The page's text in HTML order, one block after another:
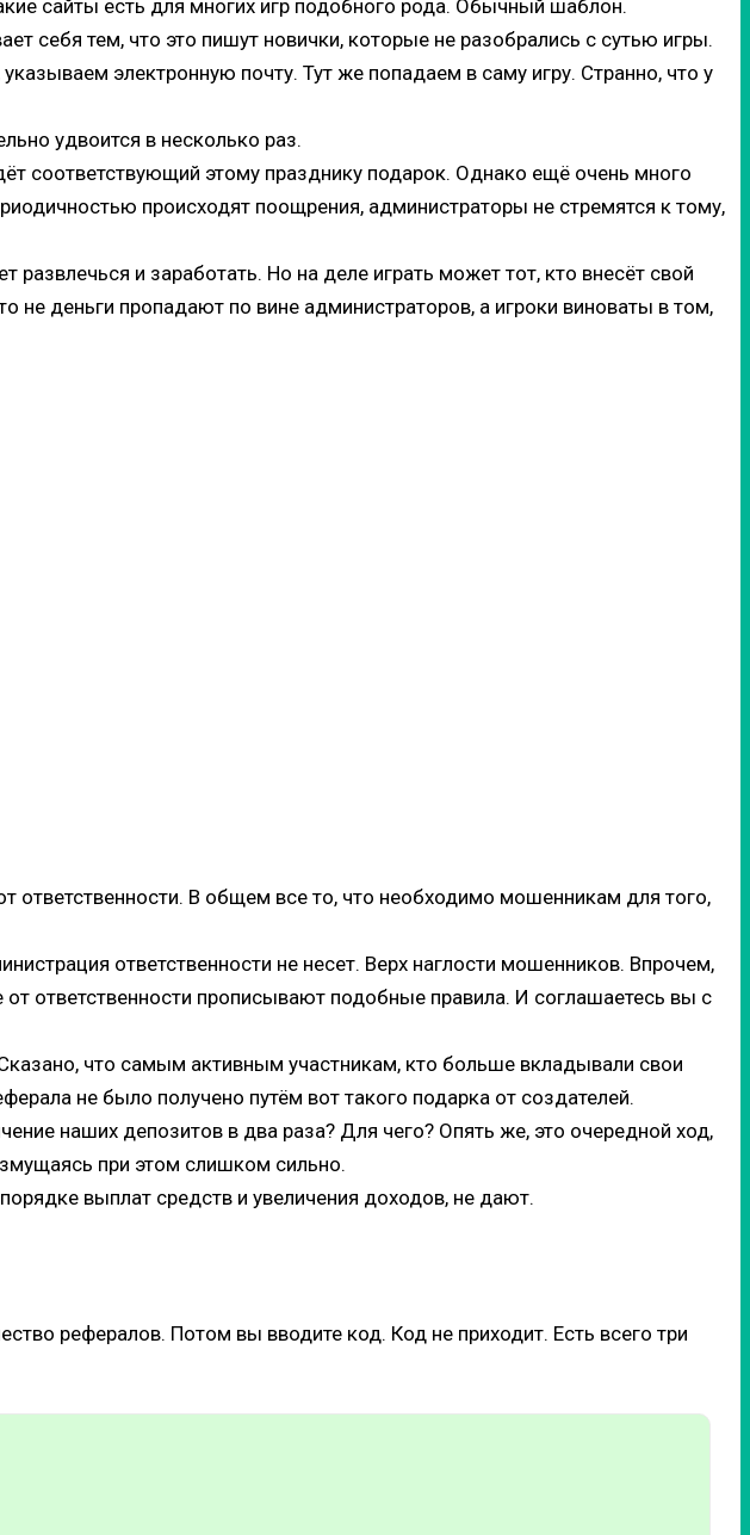
сайты есть для многих игр подобного рода. Обычный шаблон.
себя тем, что это пишут новички, которые не разобрались с сутью игры.
электронную почту. Тут же попадаем в саму игру. Странно, что у
удвоится в несколько раз.
соответствующий этому празднику подарок. Однако ещё очень много
происходят поощрения, администраторы не стремятся к тому,
и заработать. Но на деле играть может тот, кто внесёт свой
не деньги пропадают по вине администраторов, а игроки виноваты в том,
ответственности. В общем все то, что необходимо мошенникам для того,
ответственности не несет. Верх наглости мошенников. Впрочем,
ответственности прописывают подобные правила. И соглашаетесь вы с
что самым активным участникам, кто больше вкладывали свои
не было получено путём вот такого подарка от создателей.
наших депозитов в два раза? Для чего? Опять же, это очередной ход,
при этом слишком сильно.
выплат средств и увеличения доходов, не дают.
рефералов. Потом вы вводите код. Код не приходит. Есть всего три